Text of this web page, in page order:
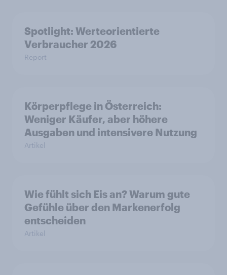
Spotlight: Werteorientierte
Verbraucher 2026
Report
Körperpflege in Österreich:
Weniger Käufer, aber höhere
Ausgaben und intensivere Nutzung
Artikel
Wie fühlt sich Eis an? Warum gute
Gefühle über den Markenerfolg
entscheiden
Artikel